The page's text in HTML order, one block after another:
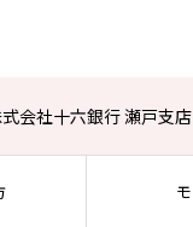
会社十六銀行 瀬戸支店